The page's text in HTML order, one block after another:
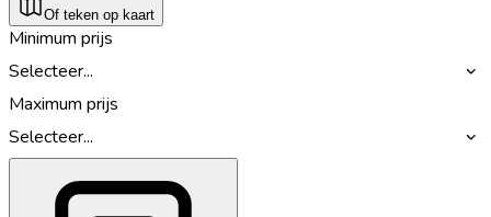
Of teken op kaart
Minimum prijs
Selecteer...
Maximum prijs
Selecteer...